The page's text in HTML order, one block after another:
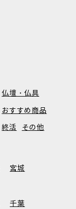
仏壇・仏具
おすすめ商品
終活 その他
宮城
千葉